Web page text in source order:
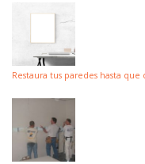
Restaura tus paredes hasta